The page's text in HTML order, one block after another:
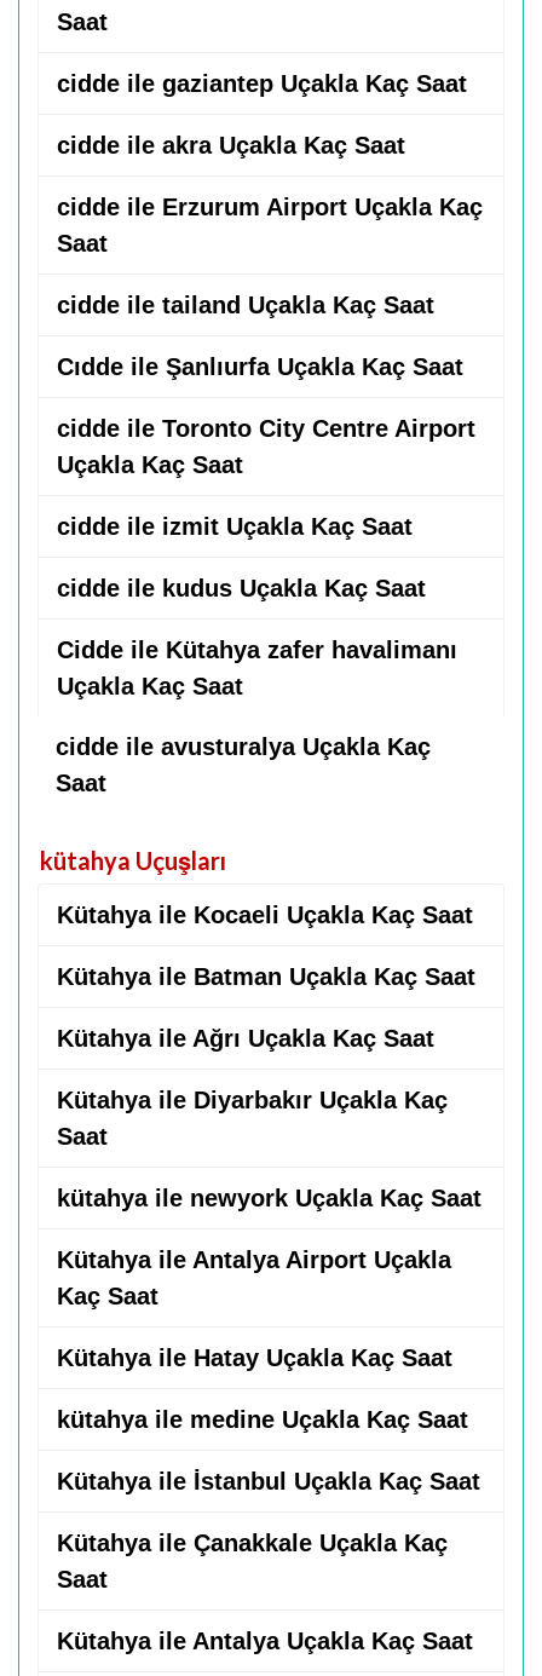
Saat
cidde ile gaziantep Uçakla Kaç Saat
cidde ile akra Uçakla Kaç Saat
cidde ile Erzurum Airport Uçakla Kaç
Saat
cidde ile tailand Uçakla Kaç Saat
Cıdde ile Şanlıurfa Uçakla Kaç Saat
cidde ile Toronto City Centre Airport
Uçakla Kaç Saat
cidde ile izmit Uçakla Kaç Saat
cidde ile kudus Uçakla Kaç Saat
Cidde ile Kütahya zafer havalimanı
Uçakla Kaç Saat
cidde ile avusturalya Uçakla Kaç
Saat
kütahya Uçuşları
Kütahya ile Kocaeli Uçakla Kaç Saat
Kütahya ile Batman Uçakla Kaç Saat
Kütahya ile Ağrı Uçakla Kaç Saat
Kütahya ile Diyarbakır Uçakla Kaç
Saat
kütahya ile newyork Uçakla Kaç Saat
Kütahya ile Antalya Airport Uçakla
Kaç Saat
Kütahya ile Hatay Uçakla Kaç Saat
kütahya ile medine Uçakla Kaç Saat
Kütahya ile İstanbul Uçakla Kaç Saat
Kütahya ile Çanakkale Uçakla Kaç
Saat
Kütahya ile Antalya Uçakla Kaç Saat